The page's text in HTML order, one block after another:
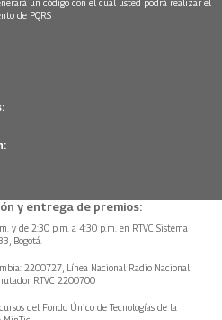
un código con el cual usted podrá realizar el
de PQRS
y entrega de premios:
y de 2:30 p.m. a 4:30 p.m. en RTVC Sistema
Bogotá.
2200727, Línea Nacional Radio Nacional
RTVC 2200700
del Fondo Único de Tecnologías de la